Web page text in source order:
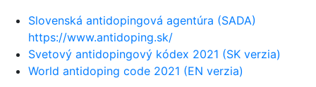
Slovenská antidopingová agentúra (SADA)
https://www.antidoping.sk/
Svetový antidopingový kódex 2021 (SK verzia)
World antidoping code 2021 (EN verzia)